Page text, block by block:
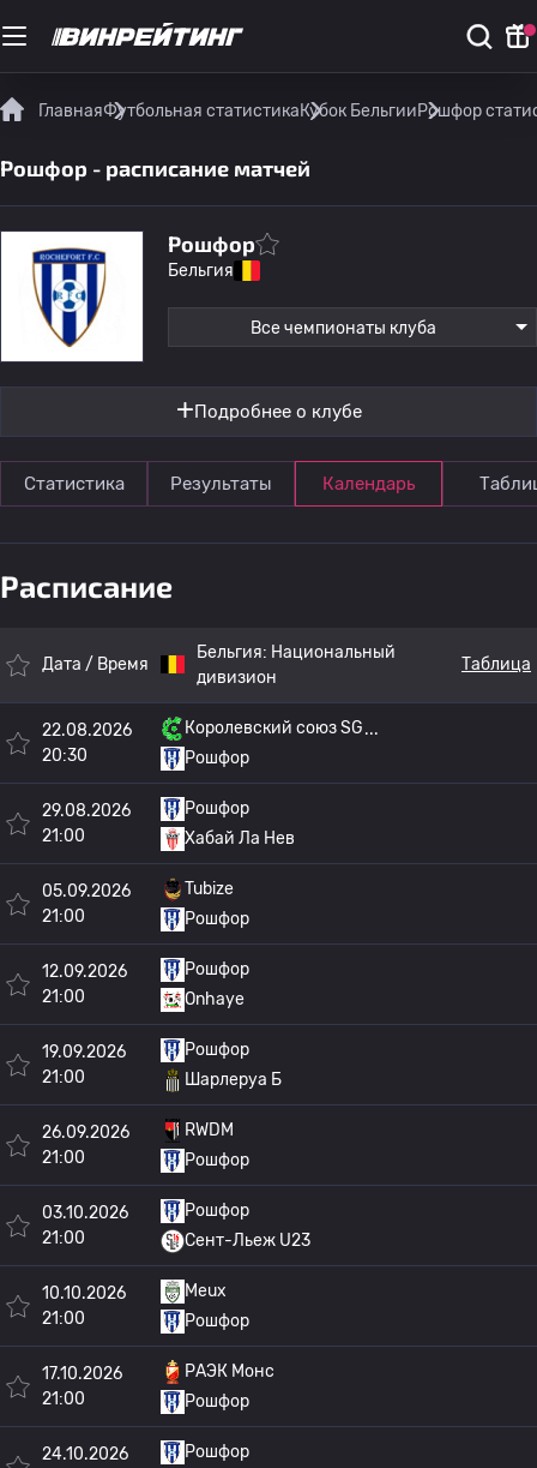
ГлавнаяФутбольная статистикаКубок БельгииРошфор
Рошфор - расписание матчей
Рошфор
Бельгия
Все чемпионаты клуба
Подробнее о клубе
Статистика Результаты Календарь
Расписание
Дата / Время
Бельгия: Национальный
дивизион
Таблица
22.08.2026
20:30
Королевский союз SG
Рошфор
29.08.2026
21:00
Рошфор
Хабай Ла Нев
05.09.2026
21:00
Tubize
Рошфор
12.09.2026
21:00
Рошфор
Onhaye
19.09.2026
21:00
Рошфор
Шарлеруа Б
26.09.2026
21:00
RWDM
Рошфор
03.10.2026
21:00
Рошфор
Сент-Льеж U23
10.10.2026
21:00
Meux
Рошфор
17.10.2026
21:00
РАЭК Монс
Рошфор
24.10.2026
Рошфор